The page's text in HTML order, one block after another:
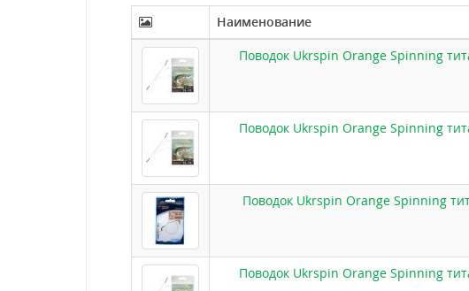
Наименование
Поводок Ukrspin Orange Spinning
Поводок Ukrspin Orange Spinning
Поводок Ukrspin Orange Spinning
Поводок Ukrspin Orange Spinning